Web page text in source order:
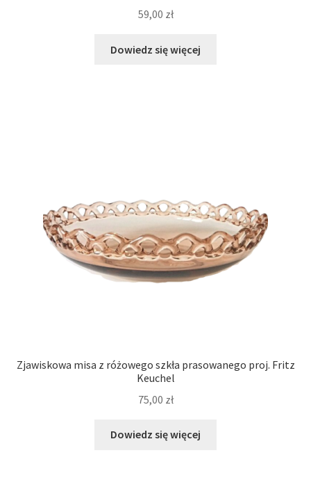
59,00 zł
Dowiedz się więcej
Zjawiskowa misa z różowego szkła prasowanego proj. Fritz
Keuchel
75,00 zł
Dowiedz się więcej